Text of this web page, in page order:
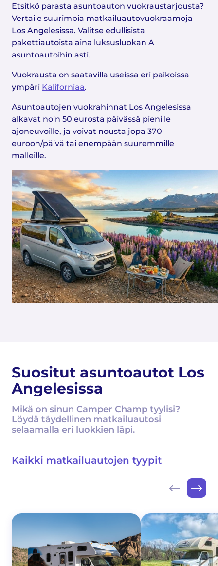
Etsitkö parasta asuntoauton vuokraustarjousta?
Vertaile suurimpia matkailuautovuokraamoja
Los Angelesissa. Valitse edullisista
pakettiautoista aina luksusluokan A
asuntoautoihin asti.
Vuokrausta on saatavilla useissa eri paikoissa
ympäri Kaliforniaa.
Asuntoautojen vuokrahinnat Los Angelesissa
alkavat noin 50 eurosta päivässä pienille
ajoneuvoille, ja voivat nousta jopa 370
euroon/päivä tai enempään suuremmille
malleille.
Suositut asuntoautot Los
Angelesissa
Mikä on sinun Camper Champ tyylisi?
Löydä täydellinen matkailuautosi
selaamalla eri luokkien läpi.
Kaikki matkailuautojen tyypit